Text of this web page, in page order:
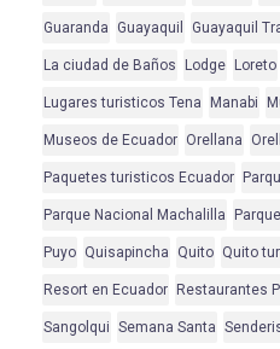
Guaranda Guayaquil Guayaquil
La ciudad de Baños Lodge Loreto
Lugares turisticos Tena Manabi
Museos de Ecuador Orellana
Paquetes turisticos Ecuador
Parque Nacional Machalilla
Puyo Quisapincha Quito Quito
Resort en Ecuador Restaurantes
Sangolqui Semana Santa